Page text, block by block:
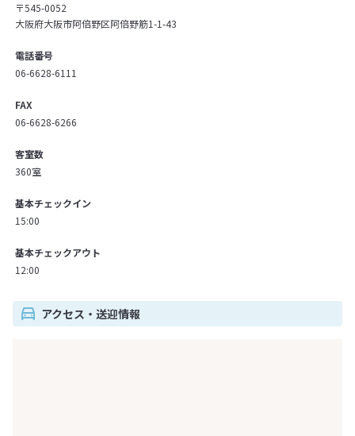
〒545-0052
大阪府大阪市阿倍野区阿倍野筋1-1-43
電話番号
06-6628-6111
FAX
06-6628-6266
客室数
360室
基本チェックイン
15:00
基本チェックアウト
12:00
アクセス・送迎情報